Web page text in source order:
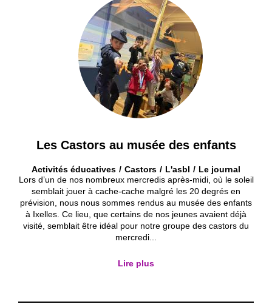
Les Castors au musée des enfants
Activités éducatives Castors L'asbl
Le journal
Lors d’un de nos nombreux mercredis après-midi, où le soleil
semblait jouer à cache-cache malgré les 20 degrés en
prévision, nous nous sommes rendus au musée des enfants
à Ixelles. Ce lieu, que certains de nos jeunes avaient déjà
visité, semblait être idéal pour notre groupe des castors du
mercredi...
Lire plus